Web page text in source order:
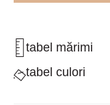
tabel mărimi
tabel culori